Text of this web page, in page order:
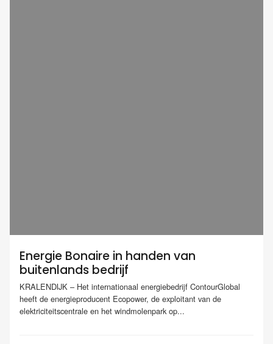
Energie Bonaire in handen van
buitenlands bedrijf
KRALENDIJK – Het internationaal energiebedrijf ContourGlobal
heeft de energieproducent Ecopower, de exploitant van de
elektriciteitscentrale en het windmolenpark op...